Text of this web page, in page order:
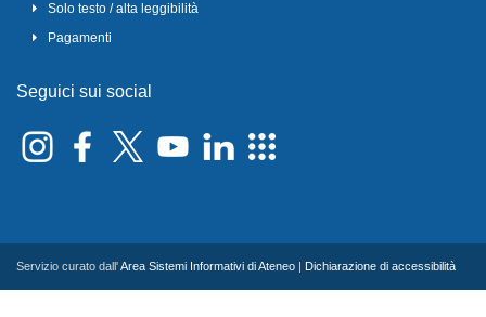
Solo testo / alta leggibilità
Pagamenti
Seguici sui social
Servizio curato dall'Area Sistemi Informativi di Ateneo Dichiarazione di accessibilità